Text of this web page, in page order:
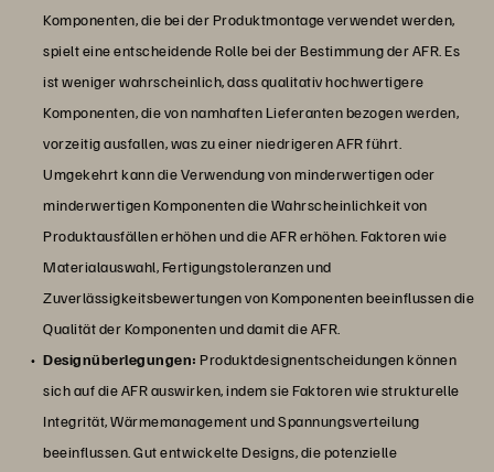
Komponenten, die bei der Produktmontage verwendet werden,
spielt eine entscheidende Rolle bei der Bestimmung der AFR. Es
ist weniger wahrscheinlich, dass qualitativ hochwertigere
Komponenten, die von namhaften Lieferanten bezogen werden,
vorzeitig ausfallen, was zu einer niedrigeren AFR führt.
Umgekehrt kann die Verwendung von minderwertigen oder
minderwertigen Komponenten die Wahrscheinlichkeit von
Produktausfällen erhöhen und die AFR erhöhen. Faktoren wie
Materialauswahl, Fertigungstoleranzen und
Zuverlässigkeitsbewertungen von Komponenten beeinflussen die
Qualität der Komponenten und damit die AFR.
Designüberlegungen: Produktdesignentscheidungen können
sich auf die AFR auswirken, indem sie Faktoren wie strukturelle
Integrität, Wärmemanagement und Spannungsverteilung
beeinflussen. Gut entwickelte Designs, die potenzielle